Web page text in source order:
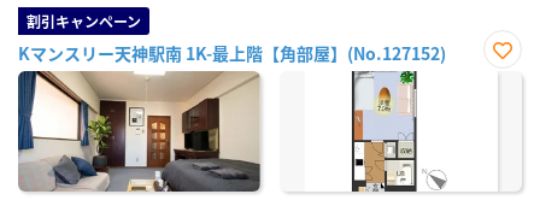
割引キャンペーン
Kマンスリー天神駅南 1K-最上階【角部屋】(No.127152)
お気